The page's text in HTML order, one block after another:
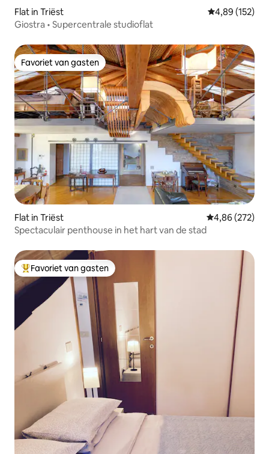
Flat in Triëst Gemiddelde
4,89 (152)
Giostra • Supercentrale studioflat
Favoriet van gasten
Favoriet van gasten
Flat in Triëst Gemiddelde
4,86 (272)
Spectaculair penthouse in het hart van de stad
Topfavoriet van gasten
Favoriet van gasten